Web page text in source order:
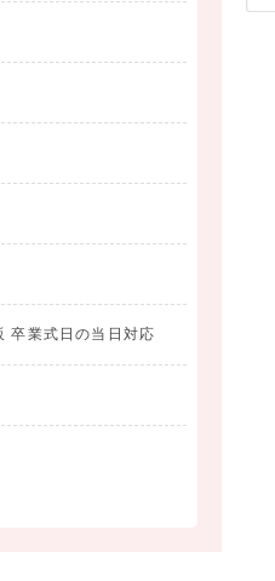
卒業式日の当日対応